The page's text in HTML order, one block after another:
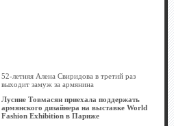
52-летняя Алена Свиридова в третий раз
выходит замуж за армянина
Лусине Товмасян приехала поддержать
армянского дизайнера на выставке World
Fashion Exhibition в Париже